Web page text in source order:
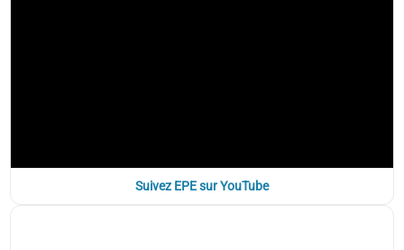
Suivez EPE sur YouTube